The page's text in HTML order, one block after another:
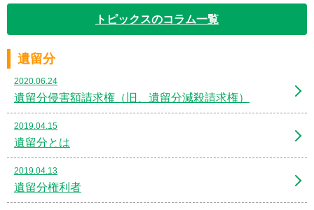
トピックスのコラム一覧
遺留分
2020.06.24
遺留分侵害額請求権（旧、遺留分減殺請求権）
2019.04.15
遺留分とは
2019.04.13
遺留分権利者